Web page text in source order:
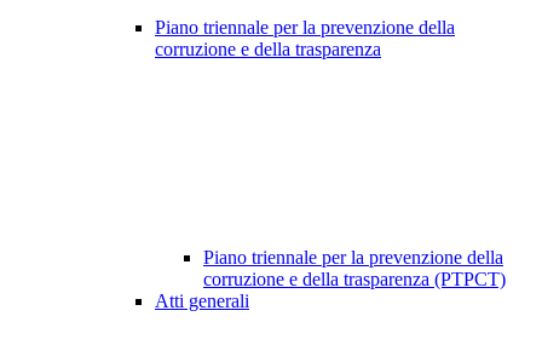
Piano triennale per la prevenzione della
corruzione e della trasparenza
Piano triennale per la prevenzione della
corruzione e della trasparenza (PTPCT)
Atti generali